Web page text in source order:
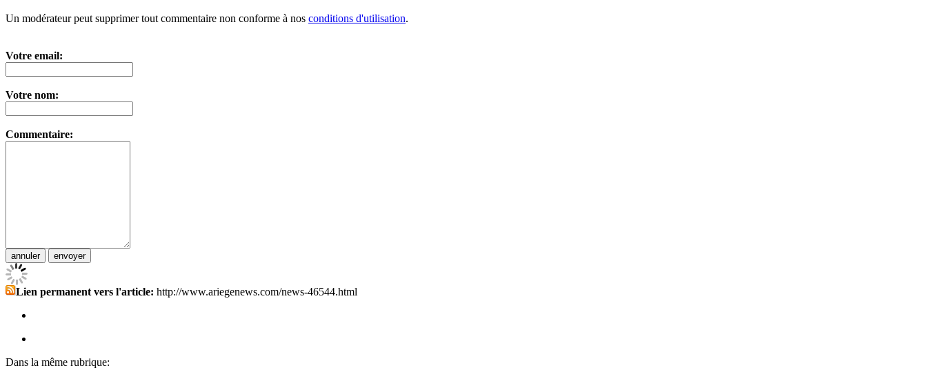
Un modérateur peut supprimer tout commentaire non conforme à nos conditions d'utilisation.
Votre email:
Votre nom:
Commentaire:
Lien permanent vers l'article: http://www.ariegenews.com/news-46544.html
Dans la même rubrique: